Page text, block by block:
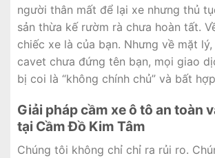
người thân mất để lại xe nhưng thủ
sản thừa kế rườm rà chưa hoàn tất.
chiếc xe là của bạn. Nhưng về mặt
cavet chưa đứng tên bạn, mọi giao
bị coi là “không chính chủ” và bất
Giải pháp cầm xe ô tô an toàn
tại Cầm Đồ Kim Tâm
Chúng tôi không chỉ chỉ ra rủi ro.